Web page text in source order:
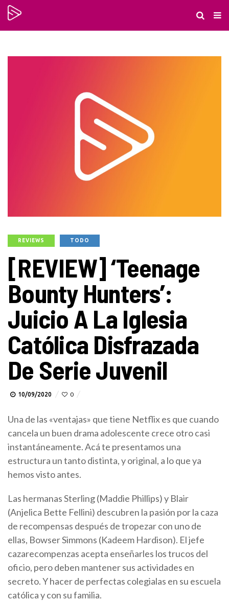
REVIEWS TODO
[REVIEW] ‘Teenage
Bounty Hunters’:
Juicio A La Iglesia
Católica Disfrazada
De Serie Juvenil
10/09/2020 0
Una de las «ventajas» que tiene Netflix es que cuando
cancela un buen drama adolescente crece otro casi
instantáneamente. Acá te presentamos una
estructura un tanto distinta, y original, a lo que ya
hemos visto antes.
Las hermanas Sterling (Maddie Phillips) y Blair
(Anjelica Bette Fellini) descubren la pasión por la caza
de recompensas después de tropezar con uno de
ellas, Bowser Simmons (Kadeem Hardison). El jefe
cazarecompenzas acepta enseñarles los trucos del
oficio, pero deben mantener sus actividades en
secreto. Y hacer de perfectas colegialas en su escuela
católica y con su familia.